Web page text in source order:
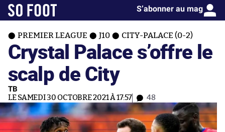
S’abonner au mag
PREMIER LEAGUE J10 CITY-PALACE (0-2)
Crystal Palace s’offre le
scalp de City
TB
LE SAMEDI 30 OCTOBRE 2021 À 17:57 48